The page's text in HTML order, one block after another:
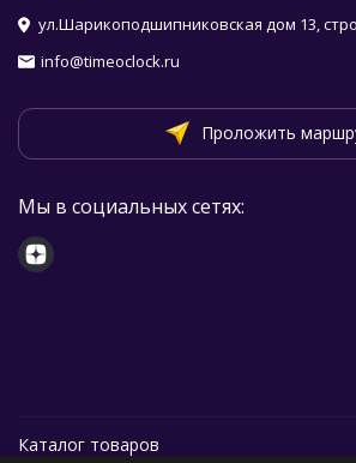
ул.Шарикоподшипниковская дом 13,
info@timeoclock.ru
Проложить
Мы в социальных сетях:
Каталог товаров